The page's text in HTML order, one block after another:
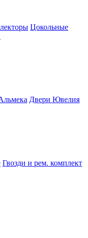
Цокольные
Двери Ювелия
Гвозди и рем. комплект